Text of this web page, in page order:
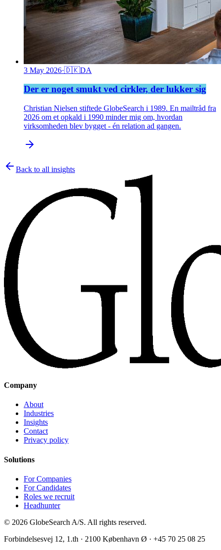
3 May 2026·🇩🇰DA
Der er noget smukt ved cirkler, der lukker sig
Christian Nielsen stiftede GlobeSearch i 1989. En mailtråd fra
2026 om et opkald i 1990 minder mig om, hvordan
virksomheden blev bygget - én relation ad gangen.
Back to all insights
Company
About
Industries
Insights
Contact
Privacy policy
Solutions
For Companies
For Candidates
Roles we recruit
Headhunter
© 2026 GlobeSearch A/S. All rights reserved.
Forbindelsesvej 12, 1.th · 2100 København Ø · +45 70 25 08 25